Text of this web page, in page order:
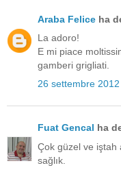
Araba Felice ha
La adoro!
E mi piace
gamberi grigliati.
26 settembre
Fuat Gencal ha
Çok güzel ve iştah
sağlık.